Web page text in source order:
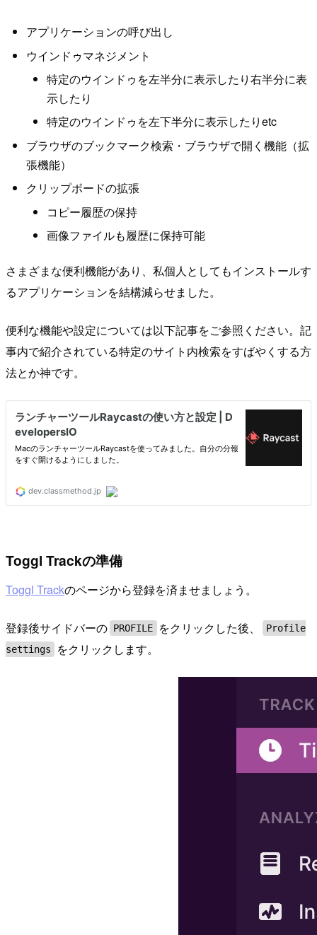
アプリケーションの呼び出し
ウインドゥマネジメント
特定のウインドゥを左半分に表示したり右半分に表
示したり
特定のウインドゥを左下半分に表示したりetc
ブラウザのブックマーク検索・ブラウザで開く機能（拡
張機能）
クリップボードの拡張
コピー履歴の保持
画像ファイルも履歴に保持可能
さまざまな便利機能があり、私個人としてもインストールす
るアプリケーションを結構減らせました。
便利な機能や設定については以下記事をご参照ください。記
事内で紹介されている特定のサイト内検索をすばやくする方
法とか神です。
Toggl Trackの準備
Toggl Trackのページから登録を済ませましょう。
登録後サイドバーの PROFILE をクリックした後、
Profile
settings
をクリックします。